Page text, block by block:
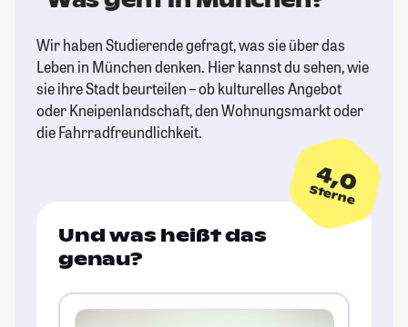
Wir haben Studierende gefragt, was sie über das
Leben in München denken. Hier kannst du sehen, wie
sie ihre Stadt beurteilen – ob kulturelles Angebot
oder Kneipenlandschaft, den Wohnungsmarkt oder
die Fahrradfreundlichkeit.
4,0
Sterne
Und was heißt das
genau?